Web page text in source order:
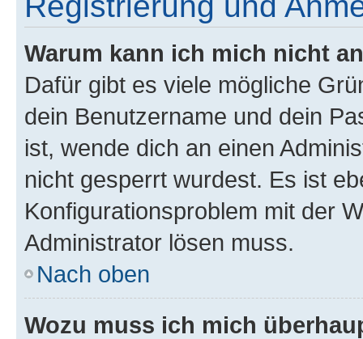
Warum kann ich mich nicht
Dafür gibt es viele mögliche
dein Benutzername und dein
ist, wende dich an einen
nicht gesperrt wurdest. Es ist
Konfigurationsproblem mit der
Administrator lösen muss.
Nach oben
Wozu muss ich mich